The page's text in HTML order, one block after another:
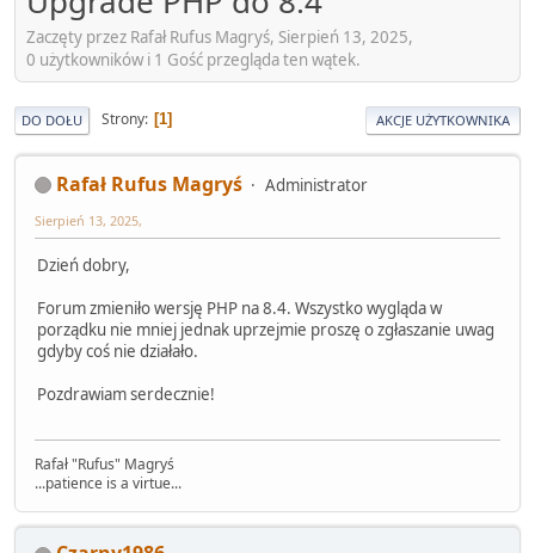
Zaczęty przez Rafał Rufus Magryś, Sierpień 13, 2025,
0 użytkowników i 1 Gość przegląda ten wątek.
DO DOŁU Strony 1 AKCJE UŻYTKOWNIKA
Rafał Rufus Magryś Administrator
Sierpień 13, 2025,
Dzień dobry,
Forum zmieniło wersję PHP na 8.4. Wszystko wygląda w
porządku nie mniej jednak uprzejmie proszę o zgłaszanie uwag
gdyby coś nie działało.
Pozdrawiam serdecznie!
Rafał "Rufus" Magryś
...patience is a virtue...